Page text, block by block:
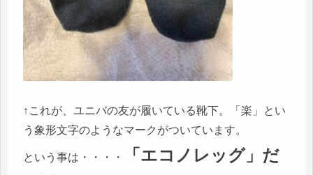
↑これが、ユニバの友が履いている靴下。「楽」とい
う象形文字のようなマークがついています。
という事は・・・・
「エコノレッグ」だ